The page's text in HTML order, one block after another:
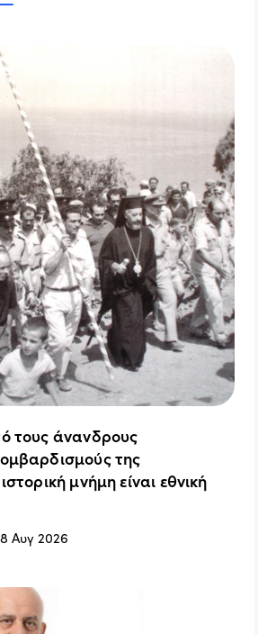
τους άνανδρους
της
μνήμη είναι εθνική
Αυγ 2026